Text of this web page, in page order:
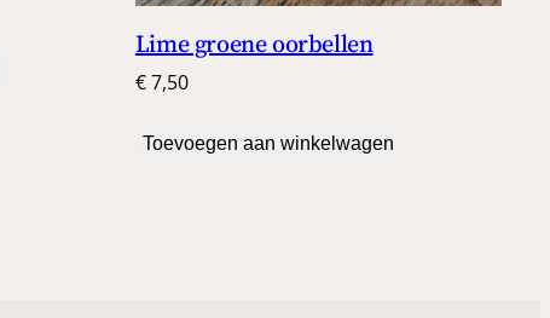
Lime groene oorbellen
€7,50
Toevoegen aan winkelwagen